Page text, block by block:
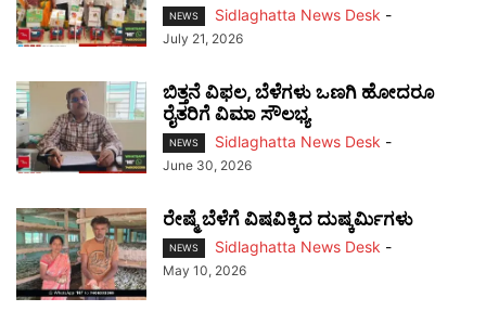
NEWS Sidlaghatta News Desk -
July 21, 2026
ಬಿತ್ತನೆ ವಿಫಲ, ಬೆಳೆಗಳು ಒಣಗಿ ಹೋದರೂ
ರೈತರಿಗೆ ವಿಮಾ ಸೌಲಭ್ಯ
NEWS Sidlaghatta News Desk -
June 30, 2026
ರೇಷ್ಮೆ ಬೆಳೆಗೆ ವಿಷವಿಕ್ಕಿದ ದುಷ್ಕರ್ಮಿಗಳು
NEWS Sidlaghatta News Desk -
May 10, 2026